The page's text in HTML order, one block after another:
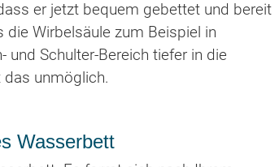
er jetzt bequem gebettet und bereit
die Wirbelsäule zum Beispiel in
und Schulter-Bereich tiefer in die
das unmöglich.
Wasserbett